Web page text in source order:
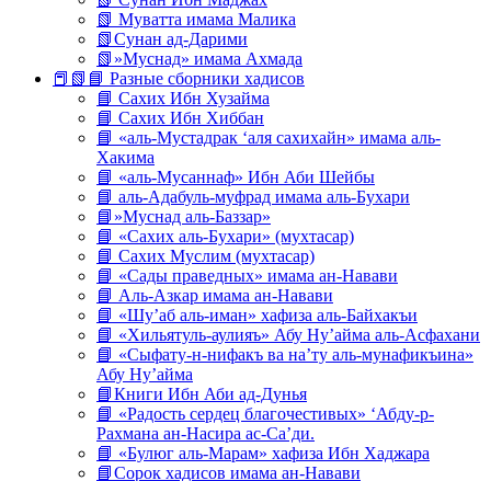
📗 Муватта имама Малика
📗Сунан ад-Дарими
📗»Муснад» имама Ахмада
📕📗📘 Разные сборники хадисов
📘 Сахих Ибн Хузайма
📘 Сахих Ибн Хиббан
📘 «аль-Мустадрак ‘аля сахихайн» имама аль-
Хакима
📘 «аль-Мусаннаф» Ибн Аби Шейбы
📘 аль-Адабуль-муфрад имама аль-Бухари
📘»Муснад аль-Баззар»
📘 «Сахих аль-Бухари» (мухтасар)
📘 Сахих Муслим (мухтасар)
📘 «Сады праведных» имама ан-Навави
📘 Аль-Азкар имама ан-Навави
📘 «Шу’аб аль-иман» хафиза аль-Байхакъи
📘 «Хильятуль-аулияъ» Абу Ну’айма аль-Асфахани
📘 «Сыфату-н-нифакъ ва на’ту аль-мунафикъина»
Абу Ну’айма
📘Книги Ибн Аби ад-Дунья
📘 «Радость сердец благочестивых» ‘Абду-р-
Рахмана ан-Насира ас-Са’ди.
📘 «Булюг аль-Марам» хафиза Ибн Хаджара
📘Сорок хадисов имама ан-Навави